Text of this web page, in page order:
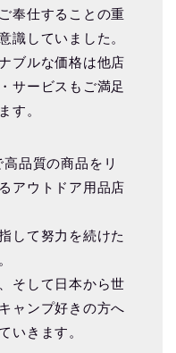
奉仕することの重
識していました。
ブルな価格は他店
サービスもご満足
す。
品質の商品をリ
アウトドア用品店
して努力を続けた
そして日本から世
ャンプ好きの方へ
いきます。